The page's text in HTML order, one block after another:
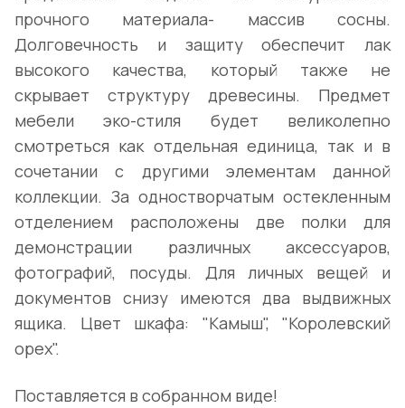
прочного материала- массив сосны.
Долговечность и защиту обеспечит лак
высокого качества, который также не
скрывает структуру древесины. Предмет
мебели эко-стиля будет великолепно
смотреться как отдельная единица, так и в
сочетании с другими элементам данной
коллекции. За одностворчатым остекленным
отделением расположены две полки для
демонстрации различных аксессуаров,
фотографий, посуды. Для личных вещей и
документов снизу имеются два выдвижных
ящика. Цвет шкафа: "Камыш", "Королевский
орех".
Поставляется в собранном виде!